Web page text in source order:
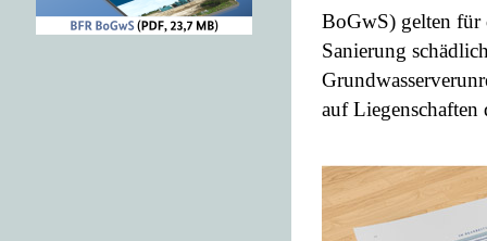
BoGwS) gelten für
Sanierung
auf